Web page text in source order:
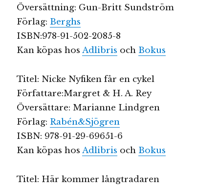
Översättning: Gun-Britt Sundström
Förlag: Berghs
ISBN:978-91-502-2085-8
Kan köpas hosAdlibris och Bokus
Titel: Nicke Nyfiken får en cykel
Författare:Margret & H. A. Rey
Översättare: Marianne Lindgren
Förlag: Rabén&Sjögren
ISBN: 978-91-29-69651-6
Kan köpas hosAdlibris och Bokus
Titel: Här kommer långtradaren